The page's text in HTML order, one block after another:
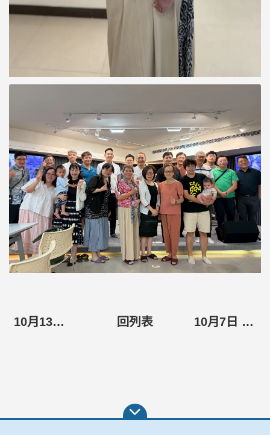
10月13日 高屏區同工會(茂林浸信會) 回列表 10月7日 台南區同工會(台南浸信會)